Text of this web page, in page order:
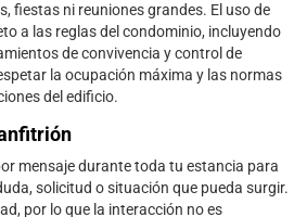
fiestas ni reuniones grandes. El uso de
a las reglas del condominio, incluyendo
de convivencia y control de
la ocupación máxima y las normas
del edificio.
mensaje durante toda tu estancia para
solicitud o situación que pueda surgir.
por lo que la interacción no es